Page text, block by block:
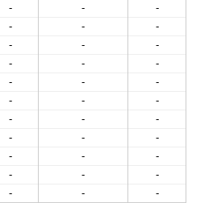
- -
-
- -
-
- -
-
- -
-
- -
-
- -
-
- -
-
- -
-
- -
-
- -
-
- -
-